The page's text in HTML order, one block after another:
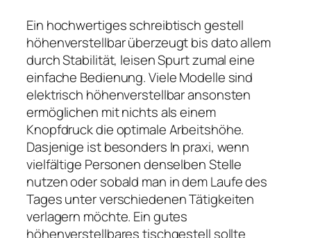
Ein hochwertiges schreibtisch gestell
höhenverstellbar überzeugt bis dato allem
durch Stabilität, leisen Spurt zumal eine
einfache Bedienung. Viele Modelle sind
elektrisch höhenverstellbar ansonsten
ermöglichen mit nichts als einem
Knopfdruck die optimale Arbeitshöhe.
Dasjenige ist besonders In praxi, wenn
vielfältige Personen denselben Stelle
nutzen oder sobald man in dem Laufe des
Tages unter verschiedenen Tätigkeiten
verlagern möchte. Ein gutes
höhenverstellbares tischgestell sollte